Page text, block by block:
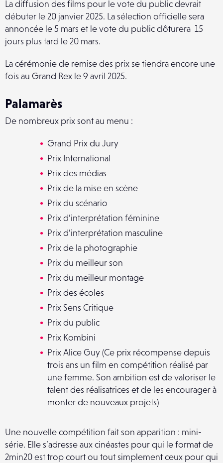
La diffusion des films pour le vote du public devrait
débuter le 20 janvier 2025. La sélection officielle sera
annoncée le 5 mars et le vote du public clôturera 15
jours plus tard le 20 mars.
La cérémonie de remise des prix se tiendra encore une
fois au Grand Rex le 9 avril 2025.
Palamarès
De nombreux prix sont au menu :
Grand Prix du Jury
Prix International
Prix des médias
Prix de la mise en scène
Prix du scénario
Prix d’interprétation féminine
Prix d’interprétation masculine
Prix de la photographie
Prix du meilleur son
Prix du meilleur montage
Prix des écoles
Prix Sens Critique
Prix du public
Prix Kombini
Prix Alice Guy (Ce prix récompense depuis
trois ans un film en compétition réalisé par
une femme. Son ambition est de valoriser le
talent des réalisatrices et de les encourager à
monter de nouveaux projets)
Une nouvelle compétition fait son apparition : mini-
série. Elle s’adresse aux cinéastes pour qui le format de
2min20 est trop court ou tout simplement ceux pour qui